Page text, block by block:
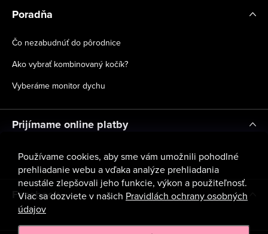
Používame cookies, aby sme vám umožnili pohodlné
prehliadanie webu a vďaka analýze prehliadania
neustále zlepšovali jeho funkcie, výkon a použiteľnosť.
Viac sa dozviete v našich Pravidlách ochrany osobných
údajov
Poradňa
Čo nezabudnúť do pôrodnice
Ako vybrať kombinovaný kočík?
Vyberáme monitor dychu
Prijímame online platby
Facebook